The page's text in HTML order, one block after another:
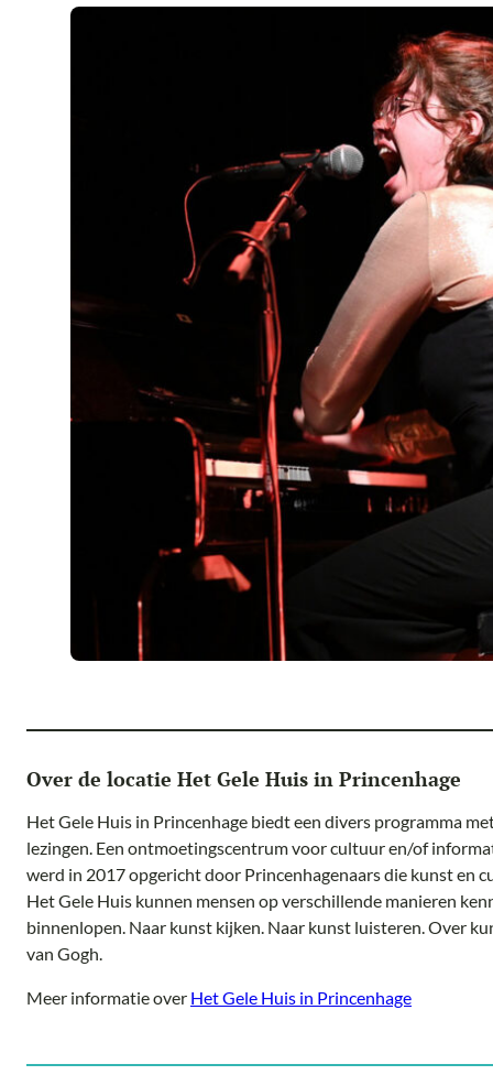
Over de locatie Het Gele Huis in Princenhage
Het Gele Huis in Princenhage biedt een divers programma
lezingen. Een ontmoetingscentrum voor cultuur en/of
werd in 2017 opgericht door Princenhagenaars die kunst en
Het Gele Huis kunnen mensen op verschillende manieren
binnenlopen. Naar kunst kijken. Naar kunst luisteren. Over
van Gogh.
Meer informatie over Het Gele Huis in Princenhage